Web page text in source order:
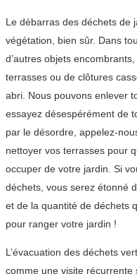
Le débarras des déchets de
végétation, bien sûr. Dans
d’autres objets
terrasses ou de clôtures
abri. Nous pouvons enlever
essayez désespérément de
par le désordre, appelez-
nettoyer vos terrasses pour
occuper de votre jardin. Si
déchets, vous serez étonné
et de la quantité de déchets
pour ranger votre jardin !
L’évacuation des déchets
comme une visite récurrente